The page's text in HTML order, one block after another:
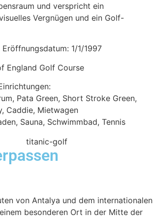
und verspricht ein
Vergnügen und ein Golf-
1/1/1997
England Golf Course
Pata Green, Short Stroke Green,
Caddie, Mietwagen
Sauna, Schwimmbad, Tennis
von Antalya und dem internationalen
besonderen Ort in der Mitte der